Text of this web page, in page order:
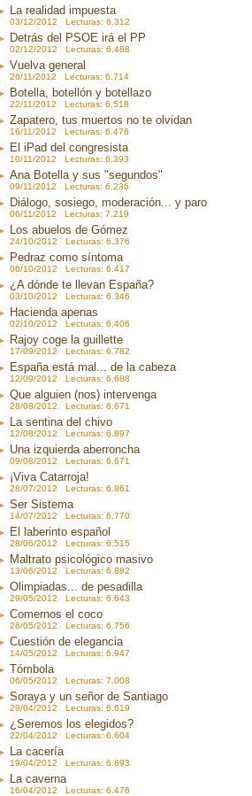
La realidad impuesta
03/12/2012 Lecturas: 6.312
Detrás del PSOE irá el PP
02/12/2012 Lecturas: 6.488
Vuelva general
26/11/2012 Lecturas: 6.714
Botella, botellón y botellazo
22/11/2012 Lecturas: 6.518
Zapatero, tus muertos no te olvidan
16/11/2012 Lecturas: 6.476
El iPad del congresista
10/11/2012 Lecturas: 6.393
Ana Botella y sus "segundos"
09/11/2012 Lecturas: 6.236
Diálogo, sosiego, moderación... y paro
06/11/2012 Lecturas: 7.219
Los abuelos de Gómez
24/10/2012 Lecturas: 6.376
Pedraz como síntoma
06/10/2012 Lecturas: 6.417
¿A dónde te llevan España?
03/10/2012 Lecturas: 6.346
Hacienda apenas
02/10/2012 Lecturas: 6.406
Rajoy coge la guillette
17/09/2012 Lecturas: 6.782
España está mal... de la cabeza
12/09/2012 Lecturas: 6.688
Que alguien (nos) intervenga
28/08/2012 Lecturas: 6.671
La sentina del chivo
12/08/2012 Lecturas: 6.897
Una izquierda aberroncha
09/08/2012 Lecturas: 6.671
¡Viva Catarroja!
28/07/2012 Lecturas: 6.861
Ser Sistema
14/07/2012 Lecturas: 6.770
El laberinto español
28/06/2012 Lecturas: 6.515
Maltrato psicológico masivo
13/06/2012 Lecturas: 6.882
Olimpiadas... de pesadilla
29/05/2012 Lecturas: 6.643
Comernos el coco
26/05/2012 Lecturas: 6.756
Cuestión de elegancia
14/05/2012 Lecturas: 6.947
Tómbola
06/05/2012 Lecturas: 7.008
Soraya y un señor de Santiago
29/04/2012 Lecturas: 6.619
¿Seremos los elegidos?
22/04/2012 Lecturas: 6.604
La cacería
19/04/2012 Lecturas: 6.893
La caverna
16/04/2012 Lecturas: 6.476